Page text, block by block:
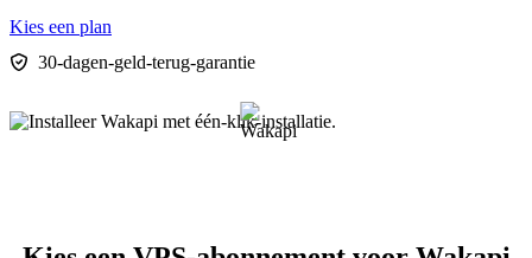
Kies een plan
30-dagen-geld-terug-garantie